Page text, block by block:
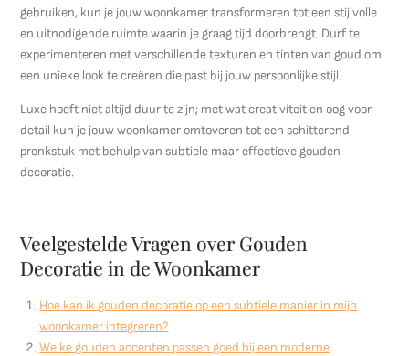
gebruiken, kun je jouw woonkamer transformeren tot een stijlvolle
en uitnodigende ruimte waarin je graag tijd doorbrengt. Durf te
experimenteren met verschillende texturen en tinten van goud om
een unieke look te creëren die past bij jouw persoonlijke stijl.
Luxe hoeft niet altijd duur te zijn; met wat creativiteit en oog voor
detail kun je jouw woonkamer omtoveren tot een schitterend
pronkstuk met behulp van subtiele maar effectieve gouden
decoratie.
Veelgestelde Vragen over Gouden
Decoratie in de Woonkamer
Hoe kan ik gouden decoratie op een subtiele manier in mijn
woonkamer integreren?
Welke gouden accenten passen goed bij een moderne